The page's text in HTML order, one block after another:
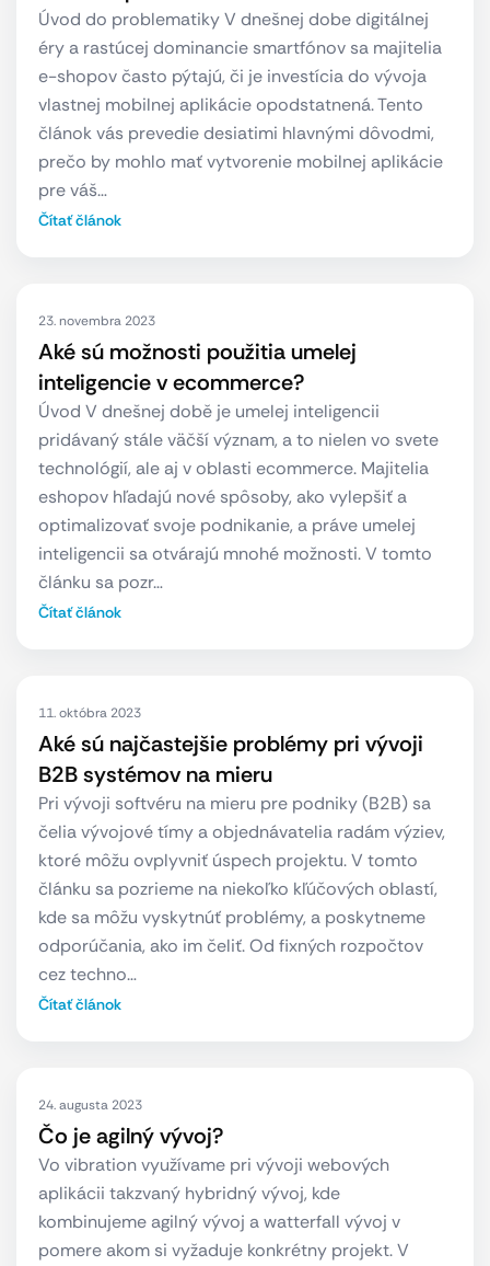
Úvod do problematiky V dnešnej dobe digitálnej
éry a rastúcej dominancie smartfónov sa majitelia
e-shopov často pýtajú, či je investícia do vývoja
vlastnej mobilnej aplikácie opodstatnená. Tento
článok vás prevedie desiatimi hlavnými dôvodmi,
prečo by mohlo mať vytvorenie mobilnej aplikácie
pre váš…
Čítať článok
23. novembra 2023
Aké sú možnosti použitia umelej
inteligencie v ecommerce?
Úvod V dnešnej době je umelej inteligencii
pridávaný stále väčší význam, a to nielen vo svete
technológií, ale aj v oblasti ecommerce. Majitelia
eshopov hľadajú nové spôsoby, ako vylepšiť a
optimalizovať svoje podnikanie, a práve umelej
inteligencii sa otvárajú mnohé možnosti. V tomto
článku sa pozr…
Čítať článok
11. októbra 2023
Aké sú najčastejšie problémy pri vývoji
B2B systémov na mieru
Pri vývoji softvéru na mieru pre podniky (B2B) sa
čelia vývojové tímy a objednávatelia radám výziev,
ktoré môžu ovplyvniť úspech projektu. V tomto
článku sa pozrieme na niekoľko kľúčových oblastí,
kde sa môžu vyskytnúť problémy, a poskytneme
odporúčania, ako im čeliť. Od fixných rozpočtov
cez techno…
Čítať článok
24. augusta 2023
Čo je agilný vývoj?
Vo vibration využívame pri vývoji webových
aplikácii takzvaný hybridný vývoj, kde
kombinujeme agilný vývoj a watterfall vývoj v
pomere akom si vyžaduje konkrétny projekt. V